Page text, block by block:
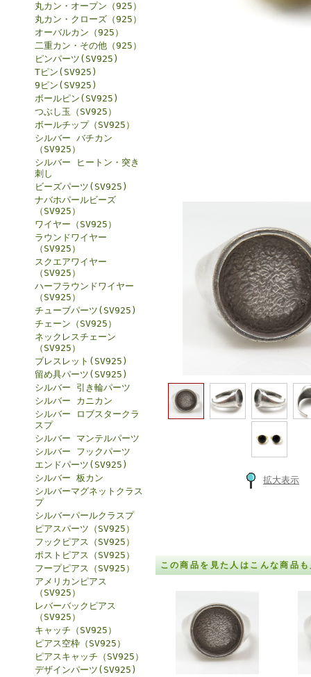
丸カン・オープン（925）
丸カン・クローズ（925）
オーバルカン（925）
二重カン・その他（925）
ピンパーツ(SV925)
Tピン(SV925)
9ピン(SV925)
ボールピン(SV925)
つぶし玉（SV925）
ボールチップ（SV925）
シルバー バチカン
（SV925）
シルバー ヒートン・突き
刺し
ビーズパーツ(SV925)
ナバホパールビーズ
（SV925）
ワイヤー（SV925）
ラウンドワイヤー
（SV925）
スクエアワイヤー
（SV925）
ハーフラウンドワイヤー
（SV925）
チューブパーツ(SV925)
チェーン（SV925）
ネックレスチェーン
（SV925）
ブレスレット(SV925)
留め具パーツ(SV925)
シルバー 引き輪パーツ
シルバー カニカン
シルバー ロブスタークラ
スプ
シルバー マンテルパーツ
シルバー フックパーツ
エンドパーツ(SV925)
シルバー 板カン
シルバーマグネットクラス
プ
シルバーパールクラスプ
ピアスパーツ（SV925）
フックピアス（SV925）
ポストピアス（SV925）
フープピアス（SV925）
アメリカンピアス
（SV925）
レバーバックピアス
（SV925）
キャッチ（SV925）
ピアス空枠（SV925）
ピアスキャッチ（SV925）
デザインパーツ(SV925)
拡大表示
この商品を見た人はこんな商品